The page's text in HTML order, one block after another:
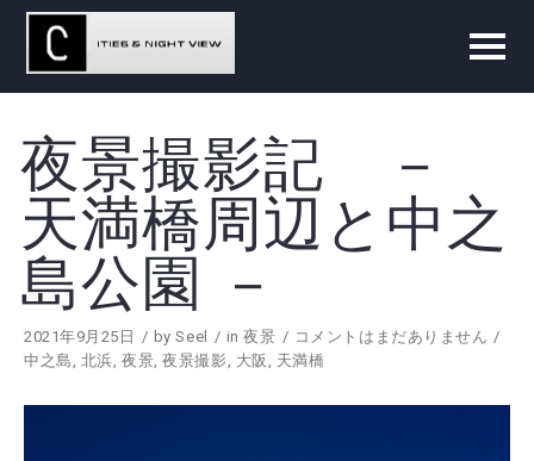
夜景撮影記 －
天満橋周辺と中之
島公園 －
2021年9月25日 bySeel in夜景
コメントはまだありません
中之島, 北浜,夜景,夜景撮影, 大阪 , 天満橋